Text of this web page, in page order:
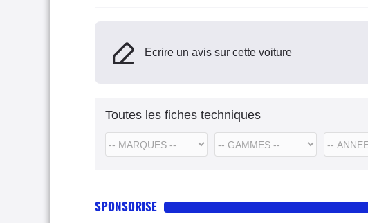
Ecrire un avis sur cette voiture
Toutes les fiches techniques
SPONSORISE